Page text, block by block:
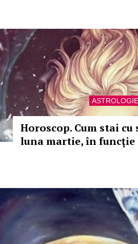
ASTROLOGIE
Horoscop. Cum stai
luna martie, în funcţie